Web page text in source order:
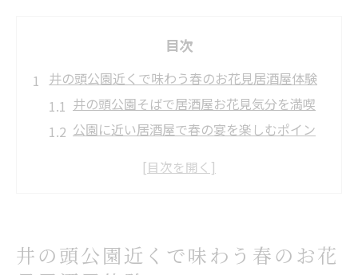
目次
井の頭公園近くで味わう春のお花見居酒屋体験
井の頭公園そばで居酒屋お花見気分を満喫
公園に近い居酒屋で春の宴を楽しむポイン
居酒屋選びで叶う井の頭公園桜の贅沢体験
すめ
井の頭公園近くで味わう春のお花